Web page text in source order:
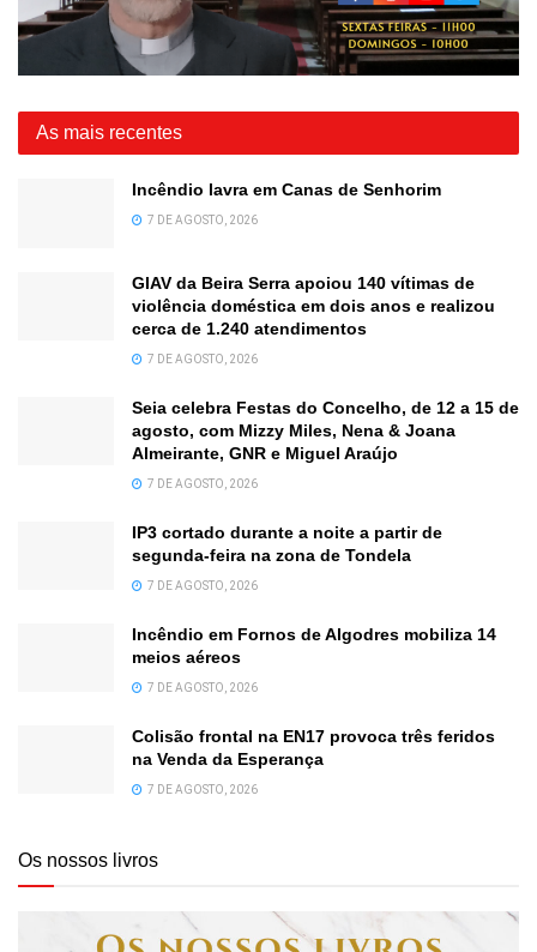
As mais recentes
Incêndio lavra em Canas de Senhorim
7 DE AGOSTO, 2026
GIAV da Beira Serra apoiou 140 vítimas de
violência doméstica em dois anos e realizou
cerca de 1.240 atendimentos
7 DE AGOSTO, 2026
Seia celebra Festas do Concelho, de 12 a 15 de
agosto, com Mizzy Miles, Nena & Joana
Almeirante, GNR e Miguel Araújo
7 DE AGOSTO, 2026
IP3 cortado durante a noite a partir de
segunda-feira na zona de Tondela
7 DE AGOSTO, 2026
Incêndio em Fornos de Algodres mobiliza 14
meios aéreos
7 DE AGOSTO, 2026
Colisão frontal na EN17 provoca três feridos
na Venda da Esperança
7 DE AGOSTO, 2026
Os nossos livros